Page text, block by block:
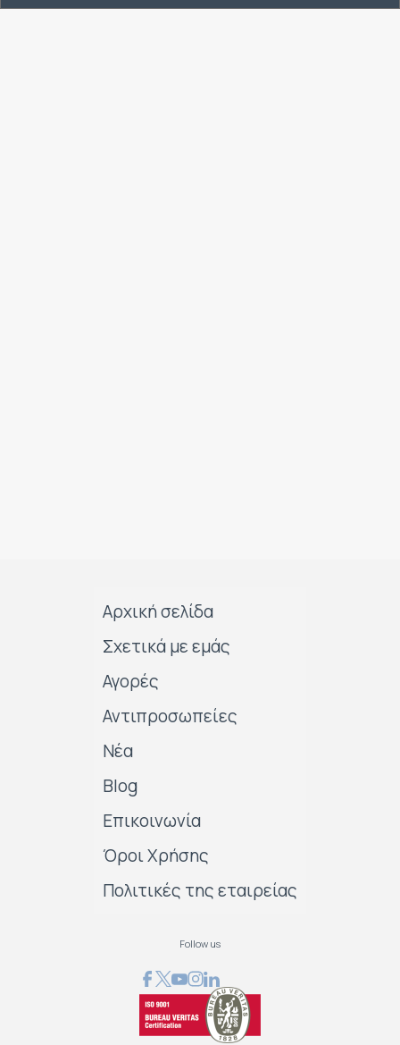
Αρχική σελίδα
Σχετικά με εμάς
Αγορές
Αντιπροσωπείες
Νέα
Blog
Επικοινωνία
Όροι Χρήσης
Πολιτικές της εταιρείας
Follow us